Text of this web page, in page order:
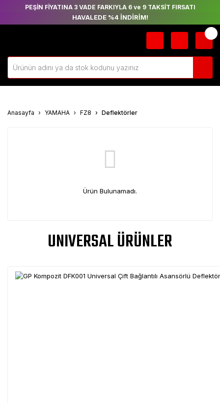
PEŞİN FİYATINA 3 VADE FARKIYLA 6 ve 9 TAKSİT FIRSATI
HAVALEDE %4 İNDİRİM!
Anasayfa YAMAHA FZ8 Deflektörler
Ürün Bulunamadı.
UNIVERSAL ÜRÜNLER